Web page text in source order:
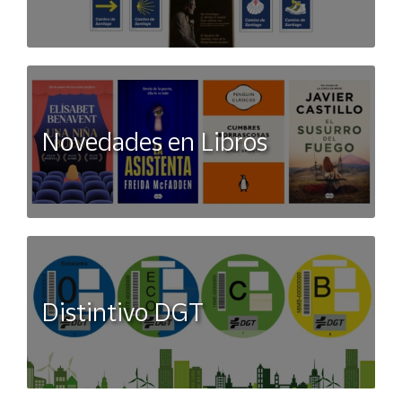
Novedades en Libros
Distintivo DGT